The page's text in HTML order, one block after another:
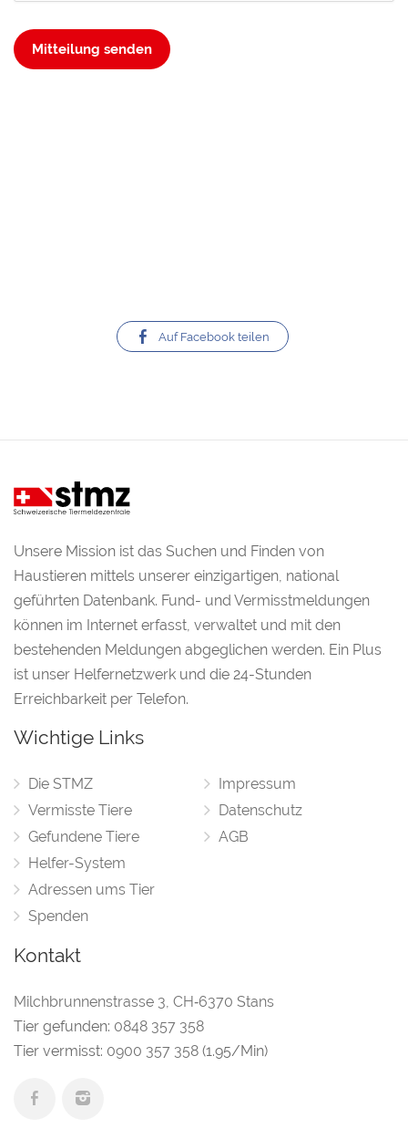
Mitteilung senden
Auf Facebook teilen
Unsere Mission ist das Suchen und Finden von
Haustieren mittels unserer einzigartigen, national
geführten Datenbank. Fund- und Vermisstmeldungen
können im Internet erfasst, verwaltet und mit den
bestehenden Meldungen abgeglichen werden. Ein Plus
ist unser Helfernetzwerk und die 24-Stunden
Erreichbarkeit per Telefon.
Wichtige Links
Die STMZ
Vermisste Tiere
Gefundene Tiere
Helfer-System
Adressen ums Tier
Spenden
Impressum
Datenschutz
AGB
Kontakt
Milchbrunnenstrasse 3, CH‑6370 Stans
Tier gefunden: 0848 357 358
Tier vermisst: 0900 357 358 (1.95/Min)